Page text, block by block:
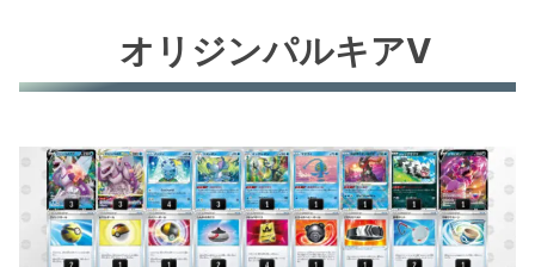
レジギガス②
ギラティナV②
ミュウV
オリジンパルキアV